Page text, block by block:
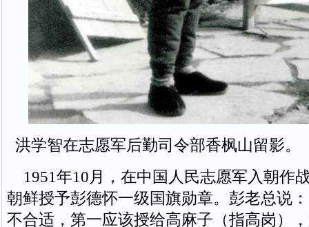
洪学智在志愿军后勤司令部香枫山留影。
1951年10月，在中国人民志愿军入朝作
朝鲜授予彭德怀一级国旗勋章。彭老总说
不合适，第一应该授给高麻子（指高岗）